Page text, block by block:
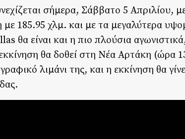
σήμερα, Σάββατο 5 Απριλίου,
185.95 χλμ. και με τα μεγαλύτερα
θα είναι και η πιο πλούσια
θα δοθεί στη Νέα Αρτάκη (ώρα
λιμάνι της, και η εκκίνηση θα